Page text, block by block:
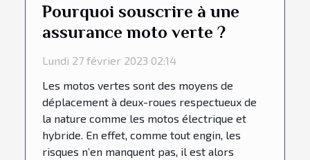
Pourquoi souscrire à une
assurance moto verte ?
Lundi 27 février 2023 02:14
Les motos vertes sont des moyens de
déplacement à deux-roues respectueux de
la nature comme les motos électrique et
hybride. En effet, comme tout engin, les
risques n’en manquent pas, il est alors